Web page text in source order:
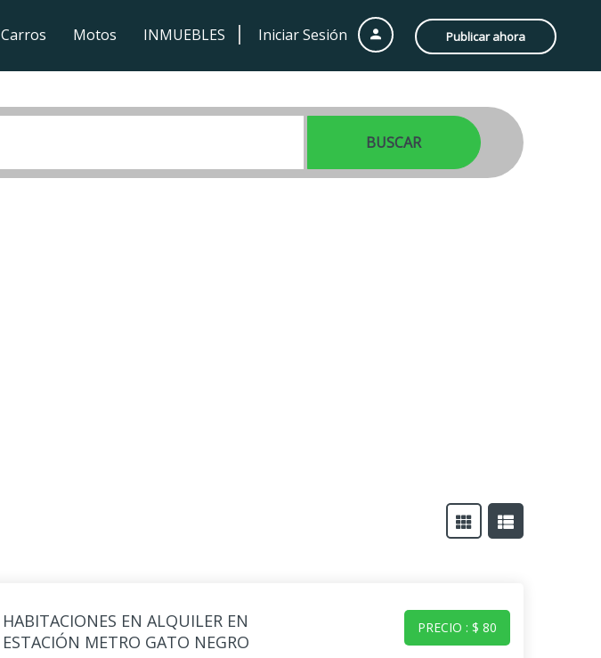
Iniciar Sesión Publicar ahora
Carros Motos INMUEBLES
BUSCAR
PRECIO : $ 80
HABITACIONES EN ALQUILER EN
ESTACIÓN METRO GATO NEGRO